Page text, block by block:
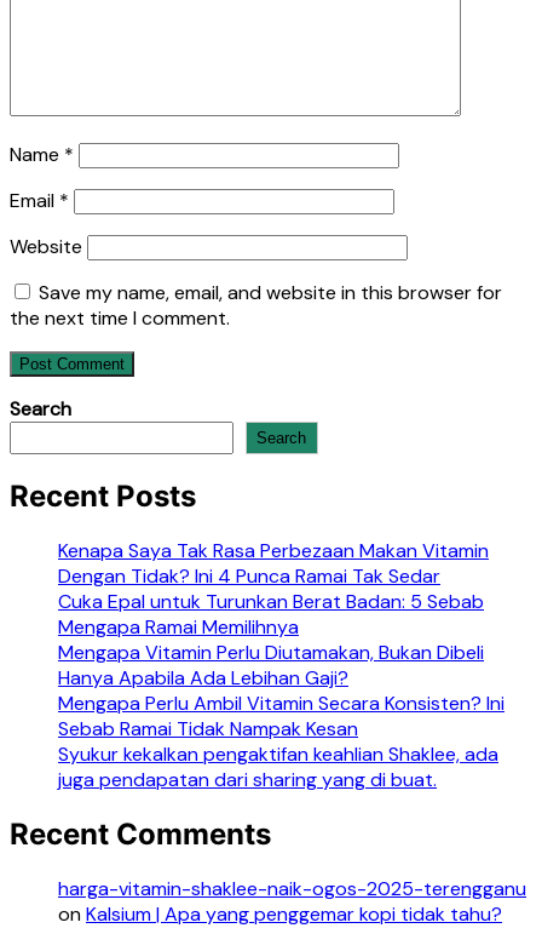
Name *
Email *
Website
Save my name, email, and website in this browser for
the next time I comment.
Search
Search
Recent Posts
Kenapa Saya Tak Rasa Perbezaan Makan Vitamin
Dengan Tidak? Ini 4 Punca Ramai Tak Sedar
Cuka Epal untuk Turunkan Berat Badan: 5 Sebab
Mengapa Ramai Memilihnya
Mengapa Vitamin Perlu Diutamakan, Bukan Dibeli
Hanya Apabila Ada Lebihan Gaji?
Mengapa Perlu Ambil Vitamin Secara Konsisten? Ini
Sebab Ramai Tidak Nampak Kesan
Syukur kekalkan pengaktifan keahlian Shaklee, ada
juga pendapatan dari sharing yang di buat.
Recent Comments
harga-vitamin-shaklee-naik-ogos-2025-terengganu
onKalsium | Apa yang penggemar kopi tidak tahu?